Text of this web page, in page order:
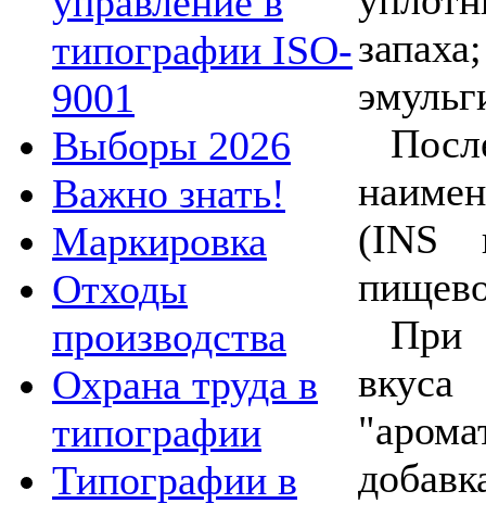
типографии ISO-
9001
Выборы 2026
Важно знать!
Маркировка
Отходы
производства
Охрана труда в
типографии
Типографии в
(INS
При